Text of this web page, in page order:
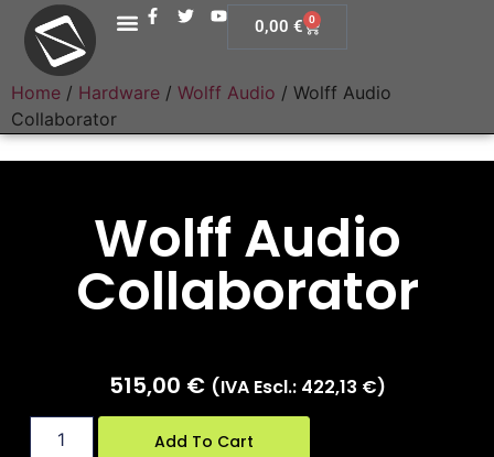
0,00 € 0
Home / Hardware / Wolff Audio / Wolff Audio
Collaborator
Wolff Audio
Collaborator
515,00 € (IVA Escl.: 422,13 €)
Add To Cart